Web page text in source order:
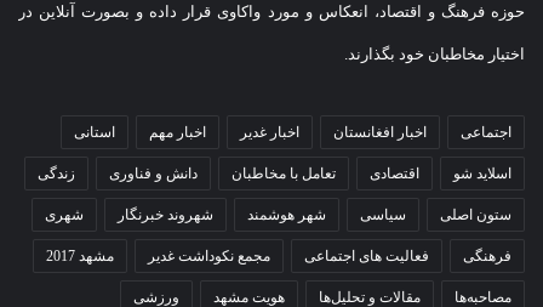
حوزه فرهنگ و اقتصاد، انعکاس و مورد واکاوی قرار داده و بصورت آنلاین در
اختیار مخاطبان خود بگذارند.
اجتماعی اخبار افغانستان اخبار غدیر اخبار مهم استانی
اسلاید شو اقتصادی تعامل با مخاطبان دانش و فناوری زندگی
ستون اصلی سیاسی شهر هوشمند شهروند خبرنگار شهری
فرهنگی فعالیت های اجتماعی مجمع نکوداشت غدیر مشهد 2017
مصاحبه‌ها مقالات و تحلیل‌ها هویت مشهد ورزشی